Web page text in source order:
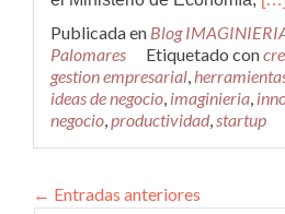
los
Publicada en Blog
Palomares
Etiquetado con
gestion empresarial,
ideas de negocio, imaginieria,
negocio,productividad,startup
← Entradas anteriores